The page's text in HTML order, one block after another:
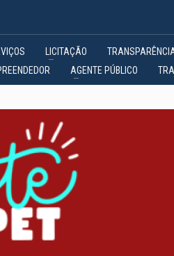
LICITAÇÃO
AGENTE PÚBLICO